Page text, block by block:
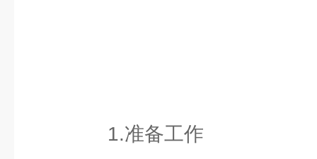
1.准备工作